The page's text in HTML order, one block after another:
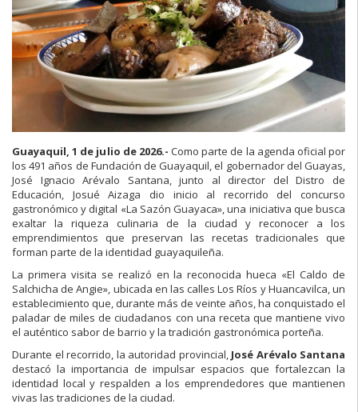
Guayaquil, 1 de julio de 2026.- Como parte de la agenda oficial por
los 491 años de Fundación de Guayaquil, el gobernador del Guayas,
José Ignacio Arévalo Santana, junto al director del Distro de
Educación, Josué Aizaga dio inicio al recorrido del concurso
gastronómico y digital «La Sazón Guayaca», una iniciativa que busca
exaltar la riqueza culinaria de la ciudad y reconocer a los
emprendimientos que preservan las recetas tradicionales que
forman parte de la identidad guayaquileña.
La primera visita se realizó en la reconocida hueca «El Caldo de
Salchicha de Angie», ubicada en las calles Los Ríos y Huancavilca, un
establecimiento que, durante más de veinte años, ha conquistado el
paladar de miles de ciudadanos con una receta que mantiene vivo
el auténtico sabor de barrio y la tradición gastronómica porteña.
Durante el recorrido, la autoridad provincial, José Arévalo Santana
destacó la importancia de impulsar espacios que fortalezcan la
identidad local y respalden a los emprendedores que mantienen
vivas las tradiciones de la ciudad.